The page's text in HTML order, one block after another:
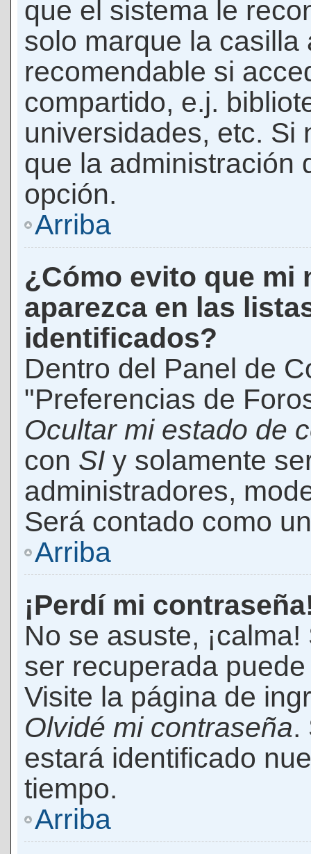
que el sistema le
solo marque la casilla
recomendable si
compartido, e.j.
universidades, etc. Si
que la administración
opción.
Arriba
¿Cómo evito que mi
aparezca en las
identificados?
Dentro del Panel de
"Preferencias de
Ocultar mi estado de
con SI y solamente
administradores,
Será contado como
Arriba
¡Perdí mi
No se asuste,
ser recuperada
Visite la página de
Olvidé mi contraseña.
estará identificado
tiempo.
Arriba